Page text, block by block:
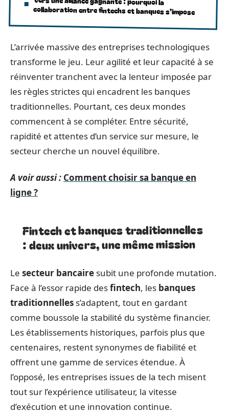
collaboration entre fintechs et banques s’impose
L’arrivée massive des entreprises technologiques
transforme le jeu. Leur agilité et leur capacité à se
réinventer tranchent avec la lenteur imposée par
les règles strictes qui encadrent les banques
traditionnelles. Pourtant, ces deux mondes
commencent à se compléter. Entre sécurité,
rapidité et attentes d’un service sur mesure, le
secteur cherche un nouvel équilibre.
A voir aussi : Comment choisir sa banque en
ligne ?
Fintech et banques traditionnelles
: deux univers, une même mission
Le secteur bancaire subit une profonde mutation.
Face à l’essor rapide desfintech, les banques
traditionnelles s’adaptent, tout en gardant
comme boussole la stabilité du système financier.
Les établissements historiques, parfois plus que
centenaires, restent synonymes de fiabilité et
offrent une gamme de services étendue. À
l’opposé, les entreprises issues de la tech misent
tout sur l’expérience utilisateur, la vitesse
d’exécution et une innovation continue.